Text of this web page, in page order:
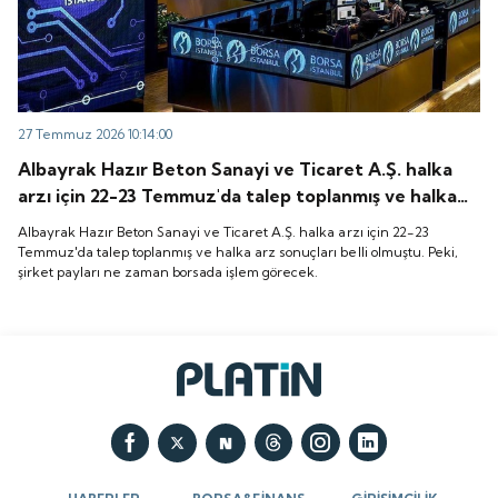
27 Temmuz 2026 10:14:00
Albayrak Hazır Beton Sanayi ve Ticaret A.Ş. halka
arzı için 22-23 Temmuz'da talep toplanmış ve halka
arz sonuçları belli olmuştu. Peki, şirket payları ne
zaman borsada işlem görecek.
Albayrak Hazır Beton Sanayi ve Ticaret A.Ş. halka arzı için 22-23
Temmuz'da talep toplanmış ve halka arz sonuçları belli olmuştu. Peki,
şirket payları ne zaman borsada işlem görecek.